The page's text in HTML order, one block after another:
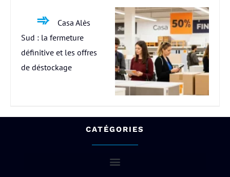
Casa Alès
Sud : la fermeture
définitive et les offres
de déstockage
CATÉGORIES